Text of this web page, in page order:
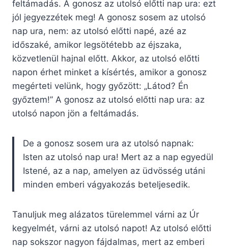
feltámadás. A gonosz az utolsó előtti nap ura: ezt
jól jegyezzétek meg! A gonosz sosem az utolsó
nap ura, nem: az utolsó előtti napé, azé az
időszaké, amikor legsötétebb az éjszaka,
közvetlenül hajnal előtt. Akkor, az utolsó előtti
napon érhet minket a kísértés, amikor a gonosz
megérteti velünk, hogy győzött: „Látod? Én
győztem!” A gonosz az utolsó előtti nap ura: az
utolsó napon jön a feltámadás.
De a gonosz sosem ura az utolsó napnak:
Isten az utolsó nap ura! Mert az a nap egyedül
Istené, az a nap, amelyen az üdvösség utáni
minden emberi vágyakozás beteljesedik.
Tanuljuk meg alázatos türelemmel várni az Úr
kegyelmét, várni az utolsó napot! Az utolsó előtti
nap sokszor nagyon fájdalmas, mert az emberi